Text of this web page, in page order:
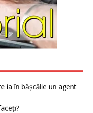
ia în bășcălie un agent